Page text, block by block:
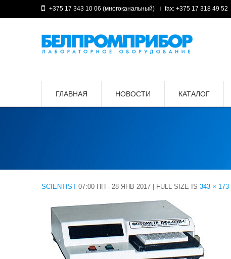
+375 17 343 10 06 (многоканальный) fax: +375 17 318 49 52
ГЛАВНАЯ НОВОСТИ КАТАЛОГ
SCIENTIST 07:00 ПП - 28 ЯНВ 2017 FULL SIZE IS 343 × 173